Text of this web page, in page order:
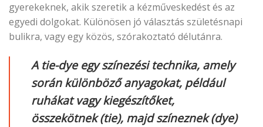
gyerekeknek, akik szeretik a kézműveskedést és az
egyedi dolgokat. Különösen jó választás születésnapi
bulikra, vagy egy közös, szórakoztató délutánra.
A tie-dye egy színezési technika, amely
során különböző anyagokat, például
ruhákat vagy kiegészítőket,
összekötnek (tie), majd színeznek (dye)